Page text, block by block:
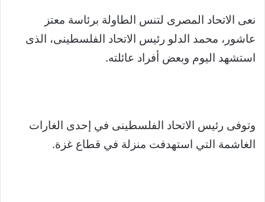
نعى الاتحاد المصرى لتنس الطاولة برئاسة معتز
عاشور، محمد الدلو رئيس الاتحاد الفلسطينى، الذى
استشهد اليوم وبعض أفراد عائلته.
وتوفى رئيس الاتحاد الفلسطينى في إحدى الغارات
الغاشمة التي استهدفت منزلة في قطاع غزة.